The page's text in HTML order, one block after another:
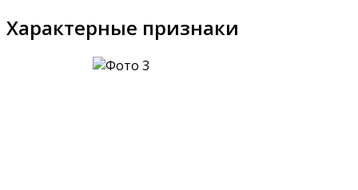
Характерные признаки